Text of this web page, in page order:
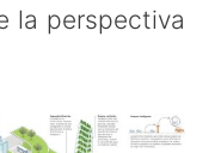
la perspectiva